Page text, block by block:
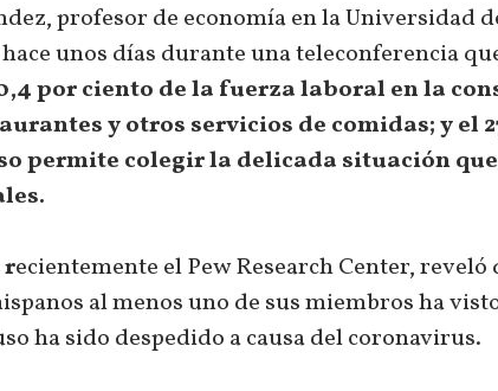
profesor de economía en la Universidad
unos días durante una teleconferencia
por ciento de la fuerza laboral en la
y otros servicios de comidas; y el
permite colegir la delicada situación
recientemente el Pew Research Center, reveló
al menos uno de sus miembros ha
ha sido despedido a causa del coronavirus.